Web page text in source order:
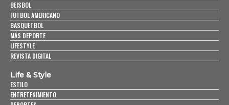
BEISBOL
FUTBOL AMERICANO
BASQUETBOL
MÁS DEPORTE
LIFESTYLE
REVISTA DIGITAL
Life & Style
ESTILO
ENTRETENIMIENTO